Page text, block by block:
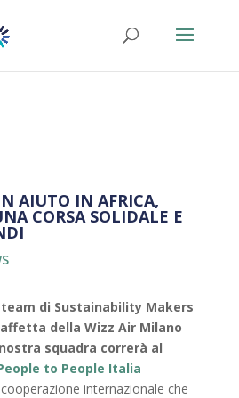
AIUTO IN AFRICA,
CORSA SOLIDALE E
team di Sustainability Makers
della Wizz Air Milano
squadra correrà al
to People Italia
internazionale che